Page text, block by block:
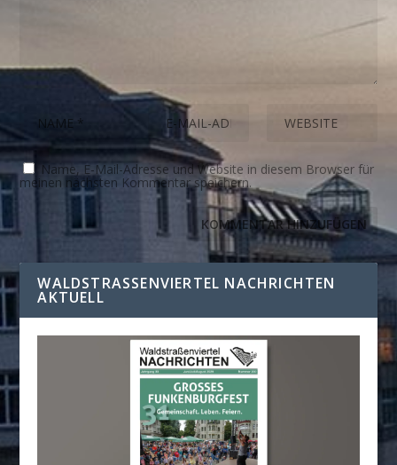
Name, E-Mail-Adresse und Website in diesem Browser für
meinen nächsten Kommentar speichern.
WALDSTRASSENVIERTEL NACHRICHTEN A
KTUELL